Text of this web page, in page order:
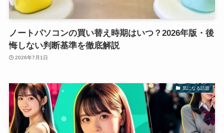
ノートパソコンの買い替え時期はいつ？2026年版・後
悔しない判断基準を徹底解説
2026年7月1日
気になる話題